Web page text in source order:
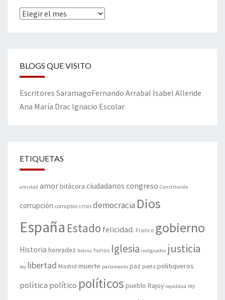
Archivos
BLOGS QUE VISITO
Escritores SaramagoFernando Arrabal Isabel Allende
Ana María Drac Ignacio Escolar
ETIQUETAS
amistad amorbitácora ciudadanos congreso Constitución
corrupción corruptos crisis democracia Dios
España Estado felicidad. Franco gobierno
Historia honradez hotros hunos Iglesia indignados justicia
ley libertad Madrid muerte parlamento paz poeta politiqueros
política político políticos pueblo Rajoy república rey